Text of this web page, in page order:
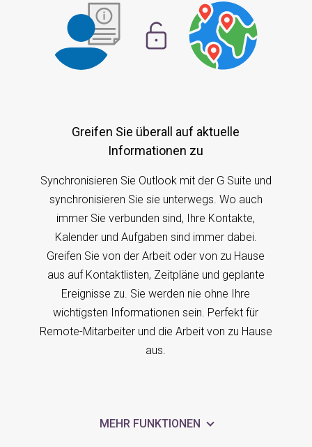
Greifen Sie überall auf aktuelle
Informationen zu
Synchronisieren Sie Outlook mit der G Suite und
synchronisieren Sie sie unterwegs. Wo auch
immer Sie verbunden sind, Ihre Kontakte,
Kalender und Aufgaben sind immer dabei.
Greifen Sie von der Arbeit oder von zu Hause
aus auf Kontaktlisten, Zeitpläne und geplante
Ereignisse zu. Sie werden nie ohne Ihre
wichtigsten Informationen sein. Perfekt für
Remote-Mitarbeiter und die Arbeit von zu Hause
aus.
MEHR FUNKTIONEN